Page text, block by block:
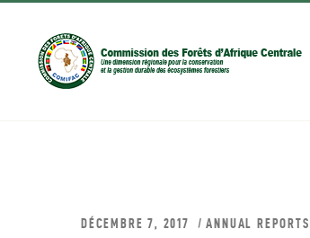
DÉCEMBRE 7, 2017 ANNUAL REPORTS